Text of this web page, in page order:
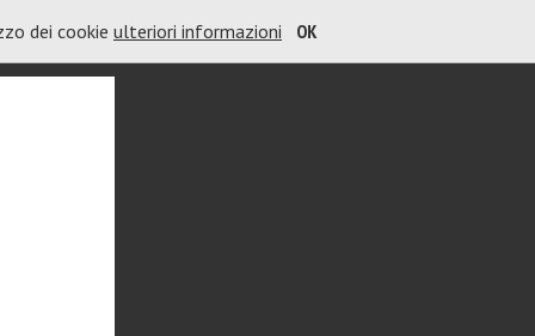
dei cookie ulteriori informazioni OK